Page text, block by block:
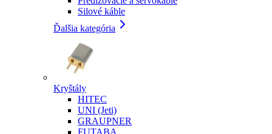
Silové káble
Ďalšia kategória
Kryštály
HITEC
UNI (Jeti)
GRAUPNER